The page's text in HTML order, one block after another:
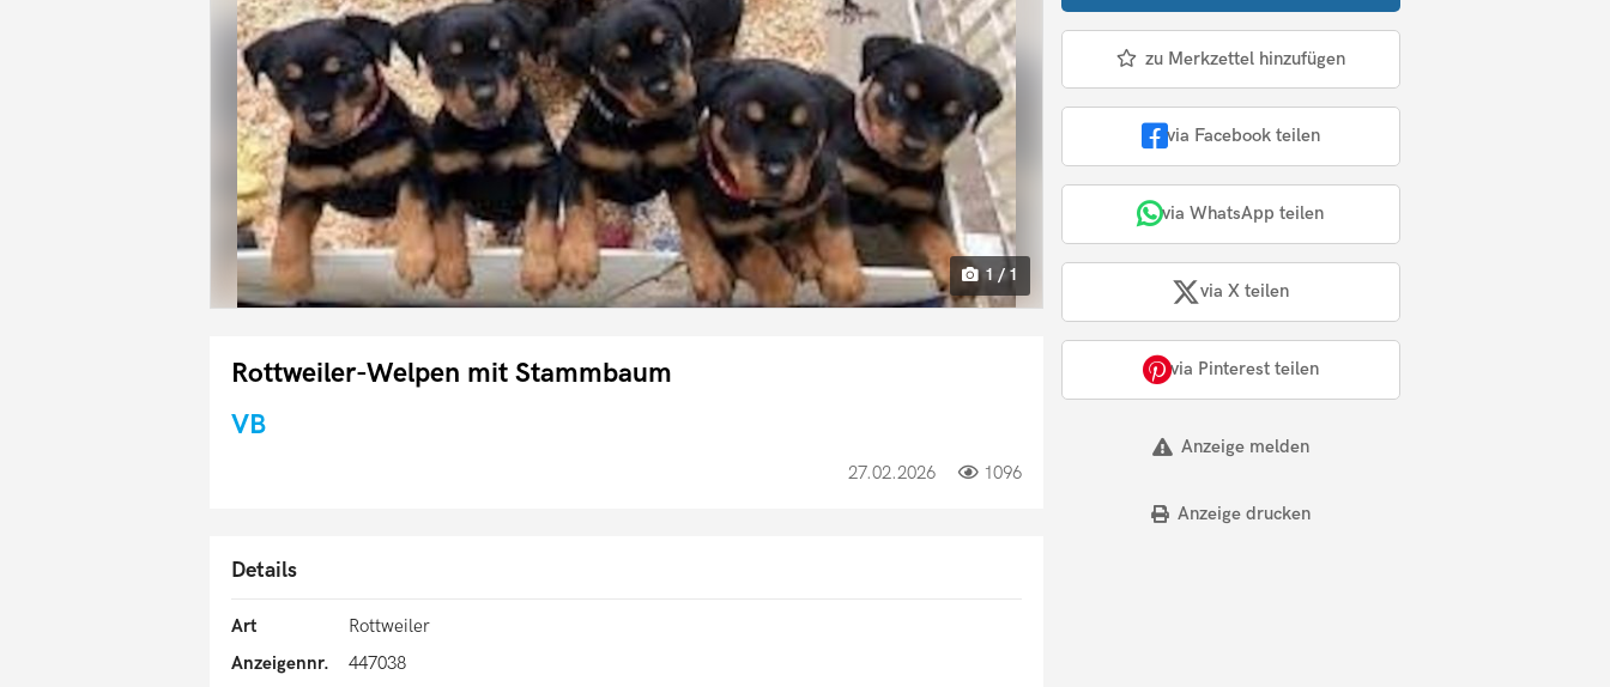
1 / 1
Rottweiler-Welpen mit Stammbaum
VB
27.02.2026 1096
Details
Art
Rottweiler
Anzeigennr.
447038
zu Merkzettel hinzufügen
via Facebook teilen
via WhatsApp teilen
via X teilen
via Pinterest teilen
Anzeige melden
Anzeige drucken